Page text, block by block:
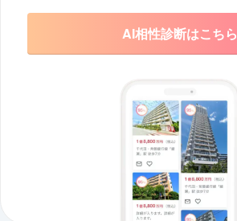
AI相性診断はこちら